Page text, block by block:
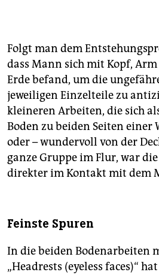
Folgt man dem
dass Mann sich mit Kopf,
Erde befand, um die
jeweiligen Einzelteile zu
kleineren Arbeiten, die sich
Boden zu beiden Seiten einer
oder – wundervoll von der
ganze Gruppe im Flur, war
direkter im Kontakt mit dem
Feinste Spuren
In die beiden Bodenarbeiten
„Headrests (eyeless faces)“